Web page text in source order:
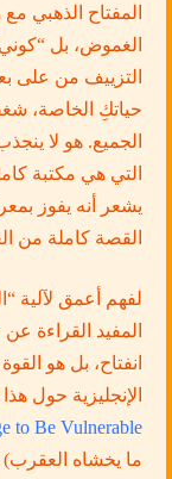
المفتاح الذهبي
الغموض، بل
التزييف من على
حياتكِ الخاصة،
الجميع. هو لا
التي هي مكتبة
يشعر أنه يفوز
القصة كاملة من
لفهم أعمق لآلية
المفيد القراءة
انفتاح، بل هو
الإنجليزية حول
to Be Vulnerable
ما يخشاه العقرب)